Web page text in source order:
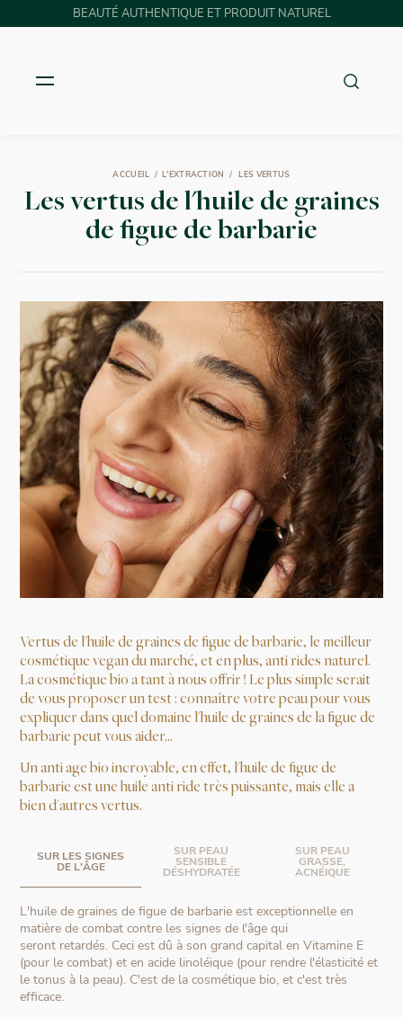
BEAUTÉ AUTHENTIQUE ET PRODUIT NATUREL
ACCUEIL L'EXTRACTION LES VERTUS
Les vertus de l'huile de graines
de figue de barbarie
Vertus de l'huile de graines de figue de barbarie, le meilleur
cosmétique vegan du marché, et en plus, anti rides naturel.
La cosmétique bio a tant à nous offrir ! Le plus simple serait
de vous proposer un test : connaître votre peau pour vous
expliquer dans quel domaine l'huile de graines de la figue de
barbarie peut vous aider...
Un anti age bio incroyable, en effet, l'huile de figue de
barbarie est une huile anti ride très puissante, mais elle a
bien d'autres vertus.
SUR LES SIGNES
DE L'ÂGE
SUR PEAU
SENSIBLE
DÉSHYDRATÉE
SUR PEAU
GRASSE,
ACNÉIQUE
L'huile de graines de figue de barbarie est exceptionnelle en
matière de combat contre les signes de l'âge qui
seront retardés. Ceci est dû à son grand capital en Vitamine E
(pour le combat) et en acide linoléique (pour rendre l'élasticité et
le tonus à la peau). C'est de la cosmétique bio, et c'est très
efficace.